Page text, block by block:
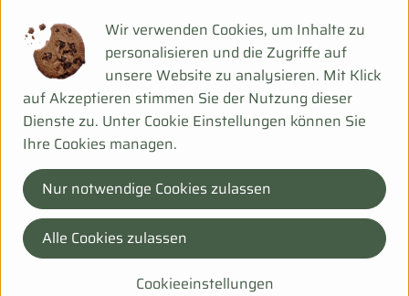
Mangold-Pasta mit Zitrone
Herkunft
Hersteller: Berchtesgadener Land Bio
Deutschland
Wir verwenden Cookies, um Inhalte zu
personalisieren und die Zugriffe auf
unsere Website zu analysieren. Mit Klick
auf Akzeptieren stimmen Sie der Nutzung dieser
Dienste zu. Unter Cookie Einstellungen können Sie
Ihre Cookies managen.
Cookieeinstellungen
Nur notwendige Cookies zulassen
Alle Cookies zulassen